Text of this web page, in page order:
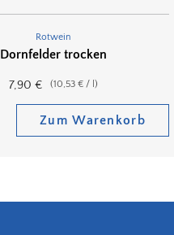
Rotwein
Dornfelder trocken
7,90 € (10,53 € / )
Zum Warenkorb